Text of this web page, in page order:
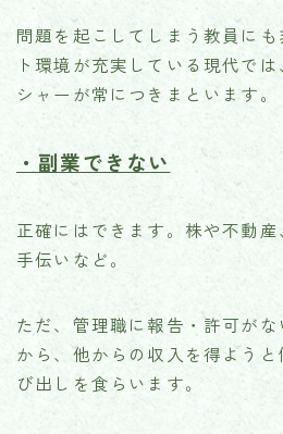
問題を起こしてしまう教員に
ト環境が充実している現代で
シャーが常につきまといます。
・副業できない
正確にはできます。株や不動
手伝いなど。
ただ、管理職に報告・許可が
から、他からの収入を得よう
び出しを食らいます。